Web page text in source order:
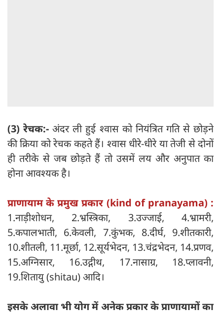
(3) रेचक:-अंदर ली हुई श्वास को नियंत्रित गति से छोड़ने
की क्रिया को रेचक कहते हैं। श्वास धीरे-धीरे या तेजी से दोनों
ही तरीके से जब छोड़ते हैं तो उसमें लय और अनुपात का
होना आवश्यक है।
प्राणायाम के प्रमुख प्रकार (kind of pranayama) :
1.नाड़ीशोधन, 2.भ्रस्त्रिका, 3.उज्जाई, 4.भ्रामरी,
5.कपालभाती, 6.केवली, 7.कुंभक, 8.दीर्घ, 9.शीतकारी,
10.शीतली, 11.मूर्छा, 12.सूर्यभेदन, 13.चंद्रभेदन, 14.प्रणव,
15.अग्निसार, 16.उद्गीथ, 17.नासाग्र, 18.प्लावनी,
19.शितायु (shitau) आदि।
इसके अलावा भी योग में अनेक प्रकार के प्राणायामों का